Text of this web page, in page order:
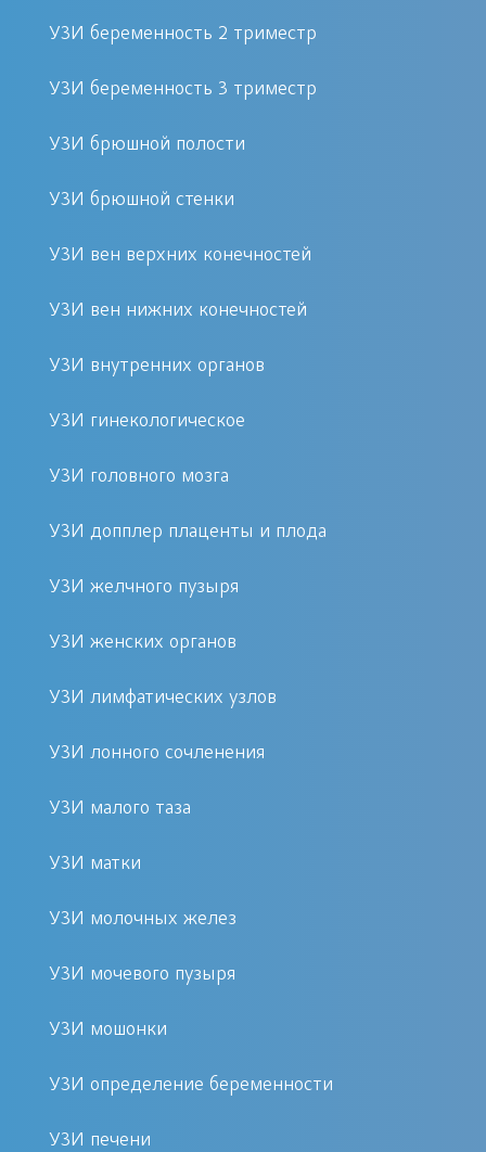
Снижение остроты зрения;
Подозрение на катаракту или
Обследование при диабете.
15-20 минут. Пациенту необходимо
после чего врач нанесет специальный
гель на область вокруг глаз для
время исследования вы сможете
вопросы. Процедура безболезненная
и не требует анестезии.
Преимущества процедуры в клинике
проведения УЗИ;
специалисты с большим опытом;
Возможность быстро записаться
Положительные отзывы от
УЗИ беременность 2 триместр
УЗИ беременность 3 триместр
УЗИ брюшной полости
УЗИ брюшной стенки
УЗИ вен верхних конечностей
УЗИ вен нижних конечностей
УЗИ внутренних органов
УЗИ гинекологическое
УЗИ головного мозга
УЗИ допплер плаценты и плода
УЗИ желчного пузыря
УЗИ женских органов
УЗИ лимфатических узлов
УЗИ лонного сочленения
УЗИ малого таза
УЗИ матки
УЗИ молочных желез
УЗИ мочевого пузыря
УЗИ мошонки
УЗИ определение беременности
УЗИ печени